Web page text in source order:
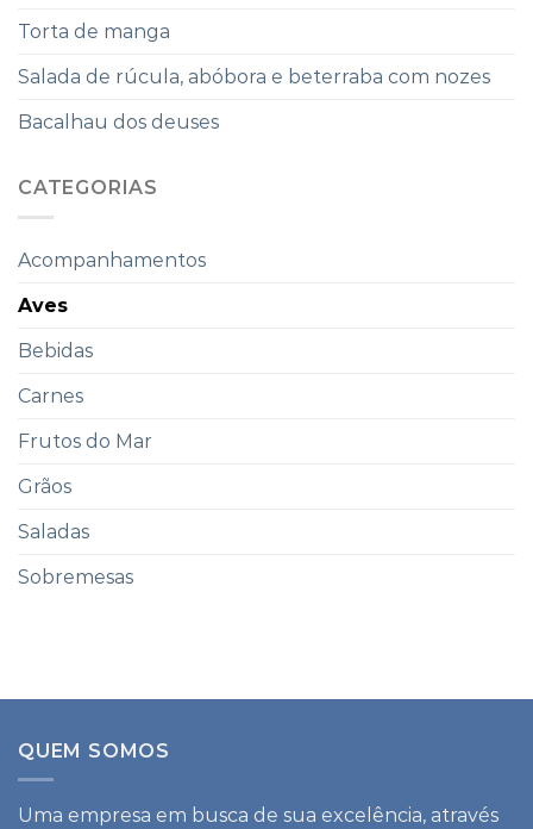
Torta de manga
Salada de rúcula, abóbora e beterraba com nozes
Bacalhau dos deuses
CATEGORIAS
Acompanhamentos
Aves
Bebidas
Carnes
Frutos do Mar
Grãos
Saladas
Sobremesas
QUEM SOMOS
Uma empresa em busca de sua excelência, através